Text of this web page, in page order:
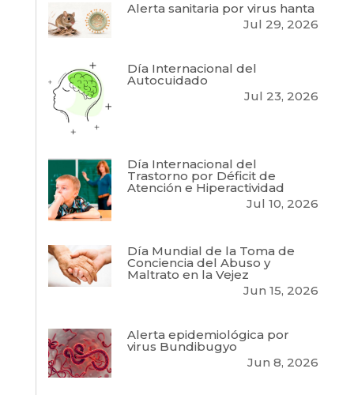
Alerta sanitaria por virus hanta
Jul 29, 2026
Día Internacional del
Autocuidado
Jul 23, 2026
Día Internacional del
Trastorno por Déficit de
Atención e Hiperactividad
Jul 10, 2026
Día Mundial de la Toma de
Conciencia del Abuso y
Maltrato en la Vejez
Jun 15, 2026
Alerta epidemiológica por
virus Bundibugyo
Jun 8, 2026